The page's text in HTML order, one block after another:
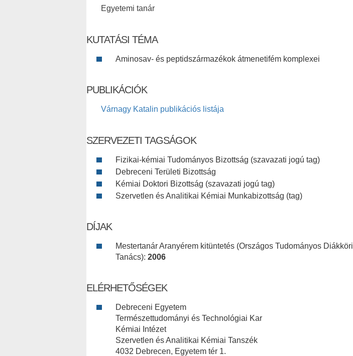
Egyetemi tanár
KUTATÁSI TÉMA
Aminosav- és peptidszármazékok átmenetifém komplexei
PUBLIKÁCIÓK
Várnagy Katalin publikációs listája
SZERVEZETI TAGSÁGOK
Fizikai-kémiai Tudományos Bizottság (szavazati jogú tag)
Debreceni Területi Bizottság
Kémiai Doktori Bizottság (szavazati jogú tag)
Szervetlen és Analitikai Kémiai Munkabizottság (tag)
DÍJAK
Mestertanár Aranyérem kitüntetés (Országos Tudományos Diákköri
Tanács): 2006
ELÉRHETŐSÉGEK
Debreceni Egyetem
Természettudományi és Technológiai Kar
Kémiai Intézet
Szervetlen és Analitikai Kémiai Tanszék
4032 Debrecen, Egyetem tér 1.